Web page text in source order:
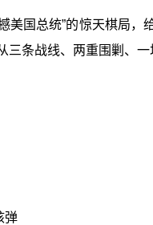
美国总统”的惊天棋局
条战线、两重围剿、一
弹